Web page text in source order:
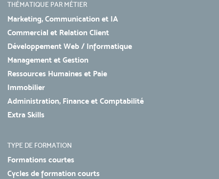
THÉMATIQUE PAR MÉTIER
Marketing, Communication et IA
Commercial et Relation Client
Développement Web / Informatique
Management et Gestion
Ressources Humaines et Paie
Immobilier
Administration, Finance et Comptabilité
Extra Skills
TYPE DE FORMATION
Formations courtes
Cycles de formation courts